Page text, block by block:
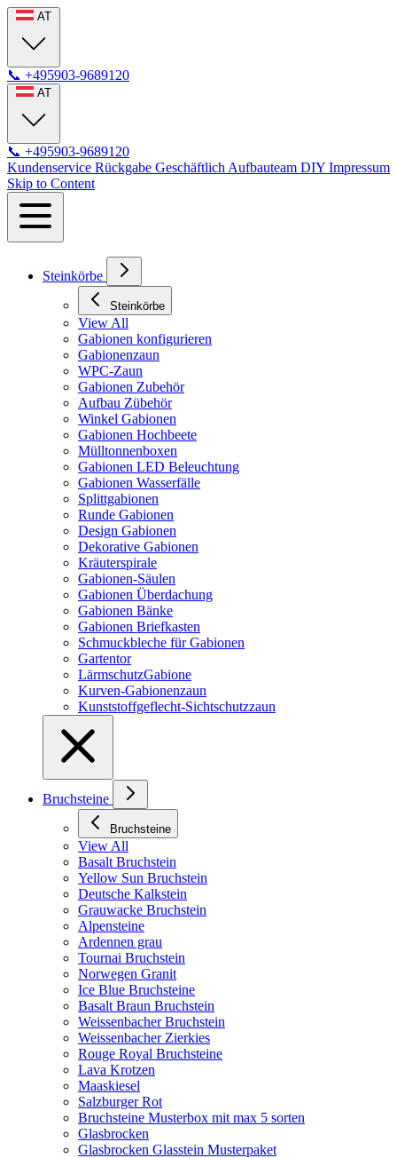
AT
📞 +495903-9689120
AT
📞 +495903-9689120
Kundenservice Rückgabe Geschäftlich Aufbauteam DIY Impressum
Skip to Content
Steinkörbe
Steinkörbe
View All
Gabionen konfigurieren
Gabionenzaun
WPC-Zaun
Gabionen Zubehör
Aufbau Zübehör
Winkel Gabionen
Gabionen Hochbeete
Mülltonnenboxen
Gabionen LED Beleuchtung
Gabionen Wasserfälle
Splittgabionen
Runde Gabionen
Design Gabionen
Dekorative Gabionen
Kräuterspirale
Gabionen-Säulen
Gabionen Überdachung
Gabionen Bänke
Gabionen Briefkasten
Schmuckbleche für Gabionen
Gartentor
LärmschutzGabione
Kurven-Gabionenzaun
Kunststoffgeflecht-Sichtschutzzaun
Bruchsteine
Bruchsteine
View All
Basalt Bruchstein
Yellow Sun Bruchstein
Deutsche Kalkstein
Grauwacke Bruchstein
Alpensteine
Ardennen grau
Tournai Bruchstein
Norwegen Granit
Ice Blue Bruchsteine
Basalt Braun Bruchstein
Weissenbacher Bruchstein
Weissenbacher Zierkies
Rouge Royal Bruchsteine
Lava Krotzen
Maaskiesel
Salzburger Rot
Bruchsteine Musterbox mit max 5 sorten
Glasbrocken
Glasbrocken Glasstein Musterpaket